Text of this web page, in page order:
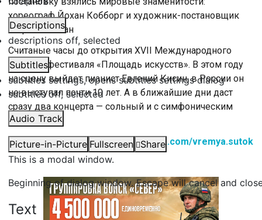
Descriptions
descriptions off, selected
Subtitles
subtitles settings, opens subtitles settings dialog
subtitles off, selected
Audio Track
Picture-in-Picture Fullscreen
Share
This is a modal window.
Beginning of dialog window. Escape will cancel and
Text
хореограф Йохан Кобборг и художник-постановщик
Жером Каплан
Считаные часы до открытия XVII Международного
зимнего фестиваля «Площадь искусств». В этом году
на сцену выйдет пианист Евгений Кисин, в России он
не выступал почти 10 лет. А в ближайшие дни даст
сразу два концерта — сольный и с симфоническим
оркестром.
«Время суток» Вконтакте:http://vk.com/vremya.sutok